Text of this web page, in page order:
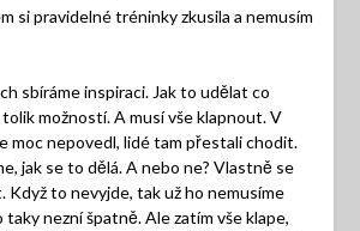
si pravidelné tréninky zkusila a nemusím
sbíráme inspiraci. Jak to udělat co
možností. A musí vše klapnout. V
moc nepovedl, lidé tam přestali chodit.
jak se to dělá. A nebo ne? Vlastně se
Když to nevyjde, tak už ho nemusíme
nezní špatně. Ale zatím vše klape,